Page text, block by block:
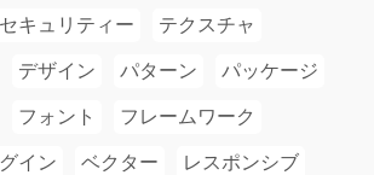
セキュリティー テクスチャ
デザイン パターン パッケージ
フォント フレームワーク
イン ベクター レスポンシブ